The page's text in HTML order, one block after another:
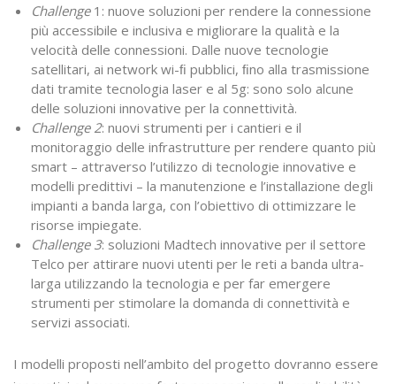
Challenge1: nuove soluzioni per rendere la connessione
più accessibile e inclusiva e migliorare la qualità e la
velocità delle connessioni. Dalle nuove tecnologie
satellitari, ai network wi-ﬁ pubblici, ﬁno alla trasmissione
dati tramite tecnologia laser e al 5g: sono solo alcune
delle soluzioni innovative per la connettività.
Challenge 2: nuovi strumenti per i cantieri e il
monitoraggio delle infrastrutture per rendere quanto più
smart – attraverso l’utilizzo di tecnologie innovative e
modelli predittivi – la manutenzione e l’installazione degli
impianti a banda larga, con l’obiettivo di ottimizzare le
risorse impiegate.
Challenge 3: soluzioni Madtech innovative per il settore
Telco per attirare nuovi utenti per le reti a banda ultra-
larga utilizzando la tecnologia e per far emergere
strumenti per stimolare la domanda di connettività e
servizi associati.
I modelli proposti nell’ambito del progetto dovranno essere